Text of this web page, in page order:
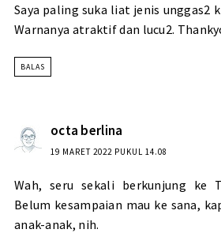
Saya paling suka liat jenis unggas2
Warnanya atraktif dan lucu2.
BALAS
octa berlina
19 MARET 2022 PUKUL 14.08
Wah, seru sekali berkunjung ke
Belum kesampaian mau ke sana,
anak-anak, nih.